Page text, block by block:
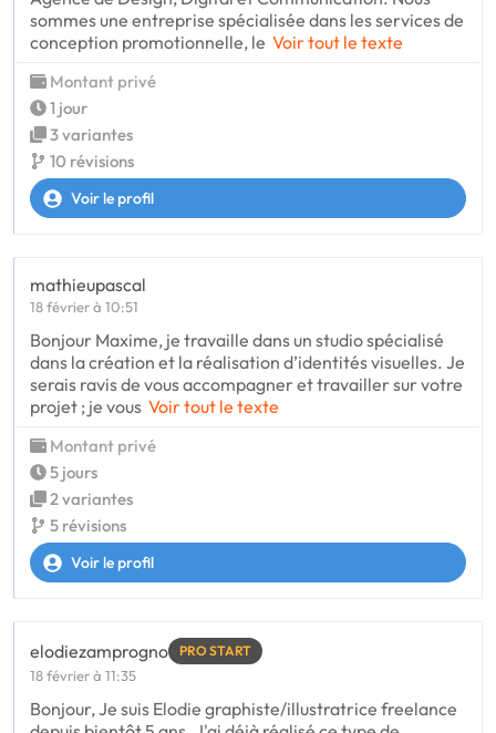
sommes une entreprise spécialisée dans les services de
conception promotionnelle, le Voir tout le texte
Montant privé
1 jour
3 variantes
10 révisions
Voir le profil
mathieupascal
18 février à 10:51
Bonjour Maxime, je travaille dans un studio spécialisé
dans la création et la réalisation d’identités visuelles. Je
serais ravis de vous accompagner et travailler sur votre
projet ; je vous Voir tout le texte
Montant privé
5 jours
2 variantes
5 révisions
Voir le profil
elodiezamprogno PRO START
18 février à 11:35
Bonjour, Je suis Elodie graphiste/illustratrice freelance